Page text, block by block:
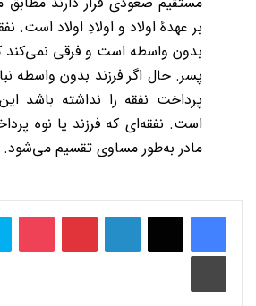
بر عهدۀ اولاد و اولادِ اولاد است.
بدون واسطه است و فرقی نمی‌کند
پسر. حال اگر فرزند بدون واسطه
پرداخت نفقه را نداشته باشد
است. نفقه‌ای که فرزند یا نوه
مادر به‌طور مساوی تقسیم می‌شود.